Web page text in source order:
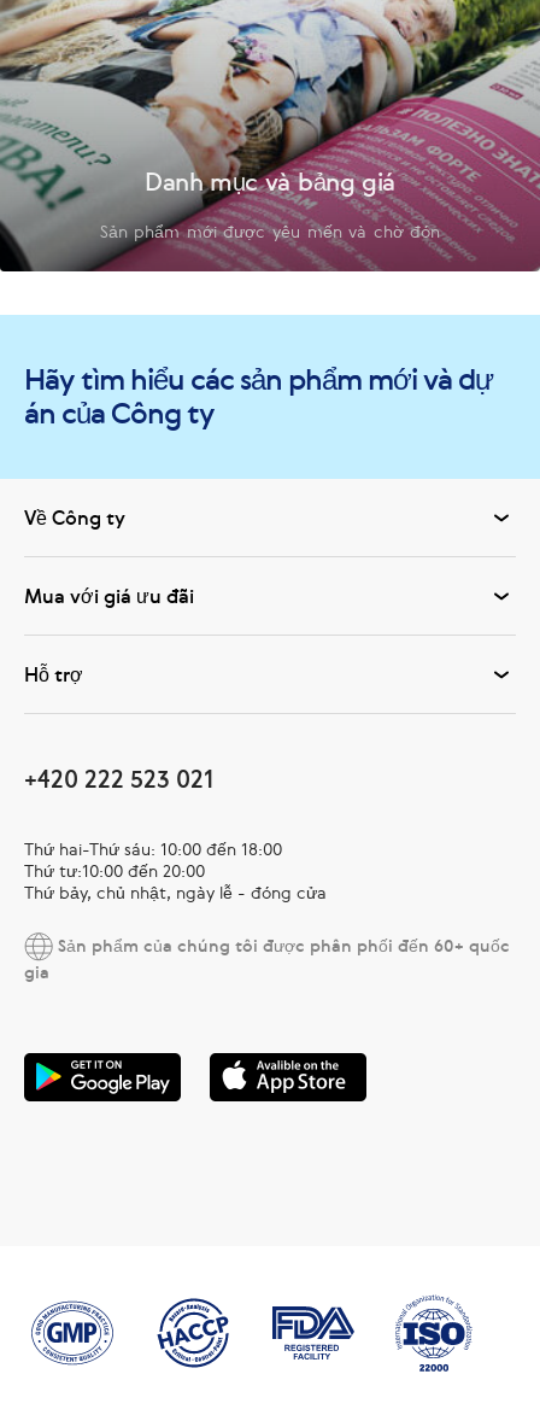
Danh mục và bảng giá
Sản phẩm mới được yêu mến và chờ đón
Hãy tìm hiểu các sản phẩm mới và dự
án của Công ty
Về Công ty
Mua với giá ưu đãi
Hỗ trợ
+420 222 523 021
Thứ hai-Thứ sáu: 10:00 đến 18:00
Thứ tư:10:00 đến 20:00
Thứ bảy, chủ nhật, ngày lễ - đóng cửa
Sản phẩm của chúng tôi được phân phối đến 60+ quốc
gia